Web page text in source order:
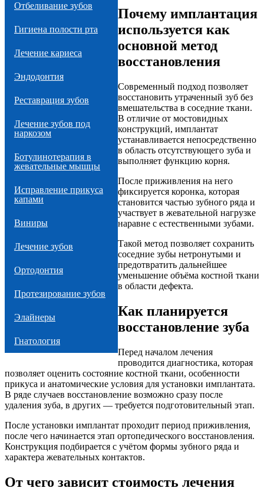
Отбеливание зубов
Гигиена полости рта
Лечение кариеса
Эндодонтия
Реставрация зубов
Лечение зубов под
наркозом
Ботулинотерапия в
жевательные мышцы
Исправление прикуса
капами
Виниры
Лечение зубов
Ортодонтия
Протезирование зубов
Элайнеры
Гнатология
Почему имплантация
используется как
основной метод
восстановления
Современный подход позволяет
восстановить утраченный зуб без
вмешательства в соседние ткани.
В отличие от мостовидных
конструкций, имплантат
устанавливается непосредственно
в область отсутствующего зуба и
выполняет функцию корня.
После приживления на него
фиксируется коронка, которая
становится частью зубного ряда и
участвует в жевательной нагрузке
наравне с естественными зубами.
Такой метод позволяет сохранить
соседние зубы нетронутыми и
предотвратить дальнейшее
уменьшение объёма костной ткани
в области дефекта.
Как планируется
восстановление зуба
Перед началом лечения
проводится диагностика, которая
позволяет оценить состояние костной ткани, особенности
прикуса и анатомические условия для установки имплантата.
В ряде случаев восстановление возможно сразу после
удаления зуба, в других — требуется подготовительный этап.
После установки имплантат проходит период приживления,
после чего начинается этап ортопедического восстановления.
Конструкция подбирается с учётом формы зубного ряда и
характера жевательных контактов.
От чего зависит стоимость лечения